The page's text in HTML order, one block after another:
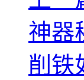
神器
削铁